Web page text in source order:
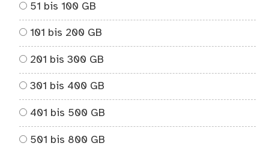
51 bis 100 GB
101 bis 200 GB
201 bis 300 GB
301 bis 400 GB
401 bis 500 GB
501 bis 800 GB